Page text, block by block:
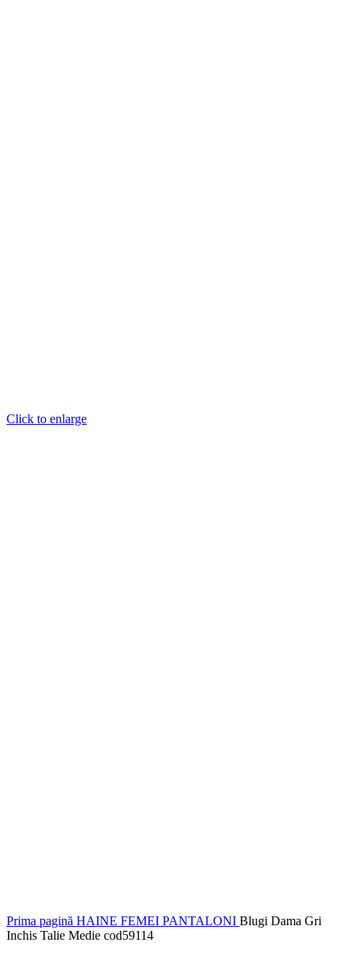
Click to enlarge
Prima pagină HAINE FEMEI PANTALONI Blugi Dama Gri
Inchis Talie Medie cod59114